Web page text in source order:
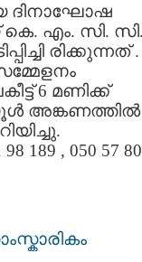
ദിനാഘോഷ
എം. സി.
രിക്കുന്നത് .
6 മണിക്ക്
അങ്കണത്തില്‍
189 , 050 57 80